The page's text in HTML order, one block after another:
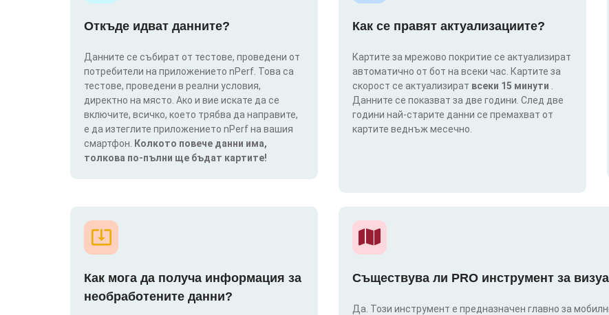
Откъде идват данните?
Данните се събират от тестове, проведени от
потребители на приложението nPerf. Това са
тестове, проведени в реални условия,
директно на място. Ако и вие искате да се
включите, всичко, което трябва да направите,
е да изтеглите приложението nPerf на вашия
смартфон.
Колкото повече данни има,
толкова по-пълни ще бъдат картите!
Как се правят актуализациите?
Картите за мрежово покритие се актуализират
автоматично от бот на всеки час. Картите за
скорост се актуализират всеки 15 минути
Данните се показват за две години. След две
години най-старите данни се премахват от
картите веднъж месечно.
Как мога да получа информация за
необработените данни?
Съществува ли PRO инструмент за
Да. Този инструмент е предназначен главно за